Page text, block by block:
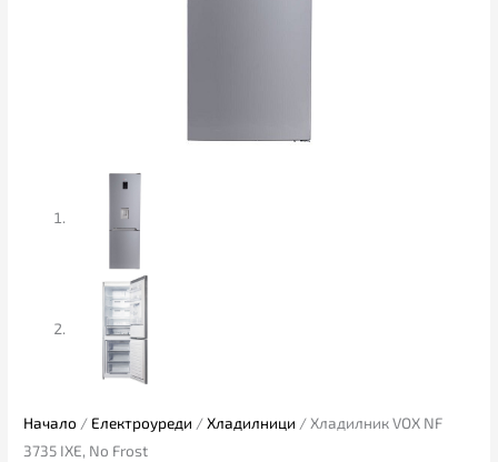
Начало / Електроуреди /Хладилници / Хладилник VOX NF
3735 IXЕ, No Frost